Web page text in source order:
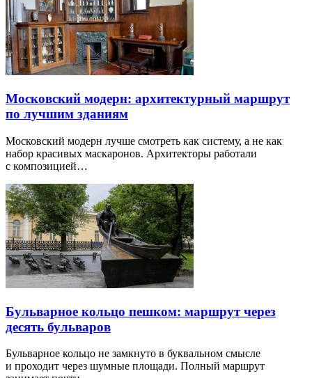
Московский модерн: архитектурный маршрут
по лучшим зданиям
Московский модерн лучше смотреть как систему, а не как
набор красивых маскаронов. Архитекторы работали
с композицией…
Бульварное кольцо пешком: маршрут через
десять бульваров
Бульварное кольцо не замкнуто в буквальном смысле
и проходит через шумные площади. Полный маршрут